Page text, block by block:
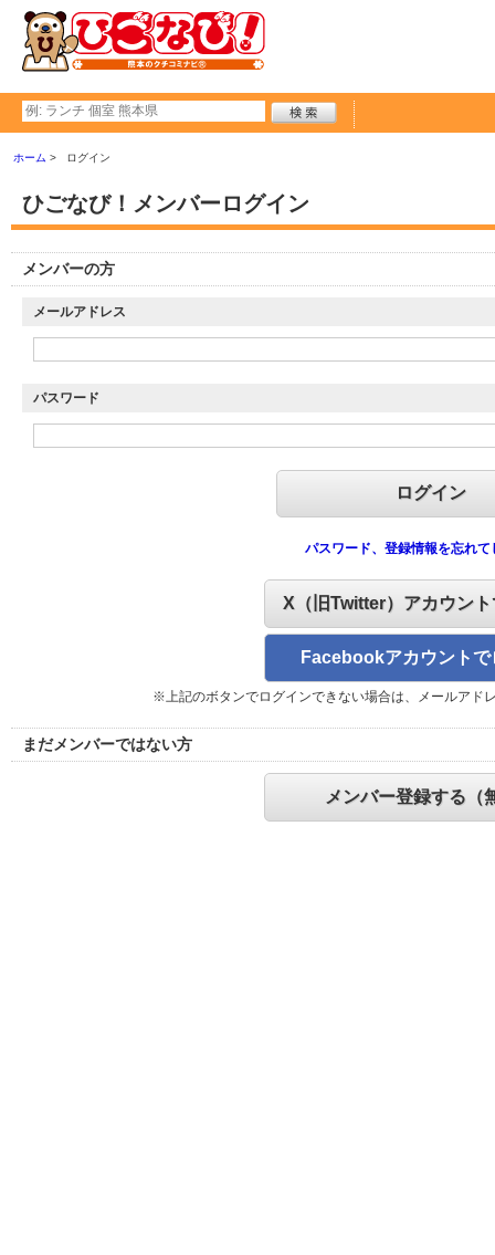
ホーム ログイン
ひごなび！メンバーログイン
メンバーの方
メールアドレス
パスワード
パスワード、登録情報を忘れて
X（旧Twitter）アカウン
Facebookアカウントで
※上記のボタンでログインできない場合は、メールアド
まだメンバーではない方
メンバー登録する（